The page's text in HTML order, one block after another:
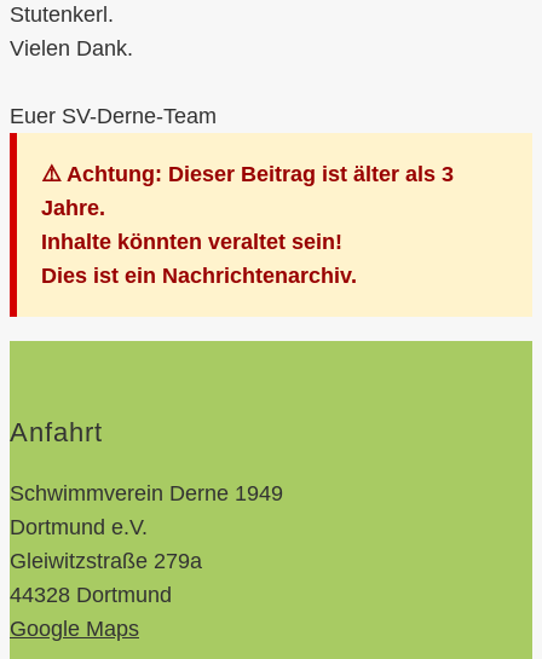
Stutenkerl.
Vielen Dank.
Euer SV-Derne-Team
⚠️ Achtung: Dieser Beitrag ist älter als 3
Jahre.
Inhalte könnten veraltet sein!
Dies ist ein Nachrichtenarchiv.
Anfahrt
Schwimmverein Derne 1949
Dortmund e.V.
Gleiwitzstraße 279a
44328 Dortmund
Google Maps